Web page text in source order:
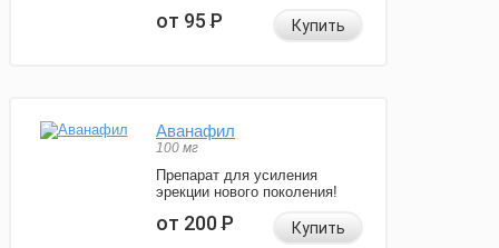
от 95Р Купить
Аванафил
100 мг
Препарат для усиления
эрекции нового поколения!
от 200Р Купить